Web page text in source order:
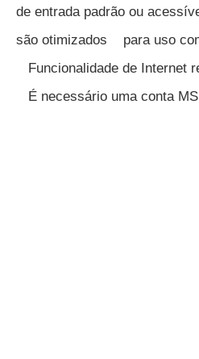
de entrada padrão ou
são otimizados para uso
Funcionalidade de Internet
É necessário uma conta